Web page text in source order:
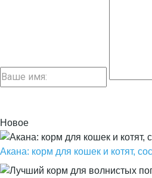
Новое
Акана: корм для кошек и котят,